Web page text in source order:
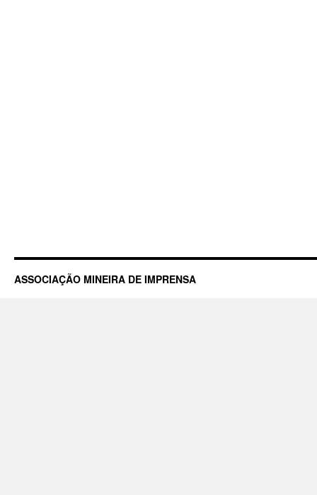
ASSOCIAÇÃO MINEIRA DE IMPRENSA